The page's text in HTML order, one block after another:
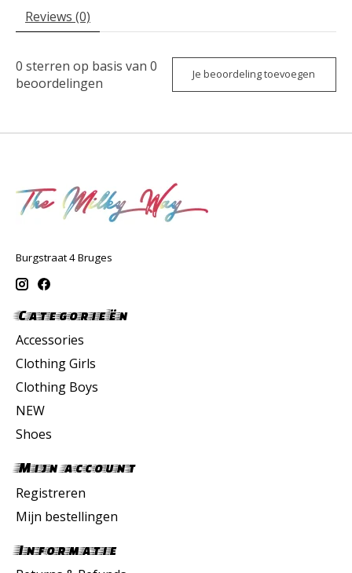
Reviews (0)
0 sterren op basis van 0
beoordelingen
Je beoordeling toevoegen
Burgstraat 4 Bruges
Categorieën
Accessories
Clothing Girls
Clothing Boys
NEW
Shoes
Mijn account
Registreren
Mijn bestellingen
Informatie